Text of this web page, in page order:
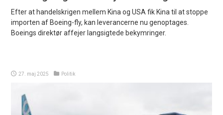
Efter at handelskrigen mellem Kina og USA fik Kina til at stoppe
importen af Boeing-fly, kan leverancerne nu genoptages.
Boeings direktør affejer langsigtede bekymringer.
27. maj 2025 Politik